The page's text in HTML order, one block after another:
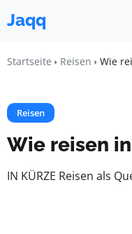
Jaqq
Startseite Reisen Wie
Reisen
Wie reisen
IN KÜRZE Reisen als